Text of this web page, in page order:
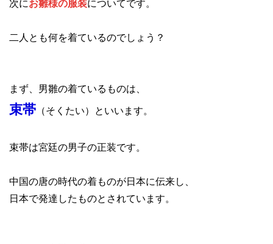
次にお雛様の服装についてです。
二人とも何を着ているのでしょう？
まず、男雛の着ているものは、
束帯 （そくたい）といいます。
束帯は宮廷の男子の正装です。
中国の唐の時代の着ものが日本に伝来し、
日本で発達したものとされています。